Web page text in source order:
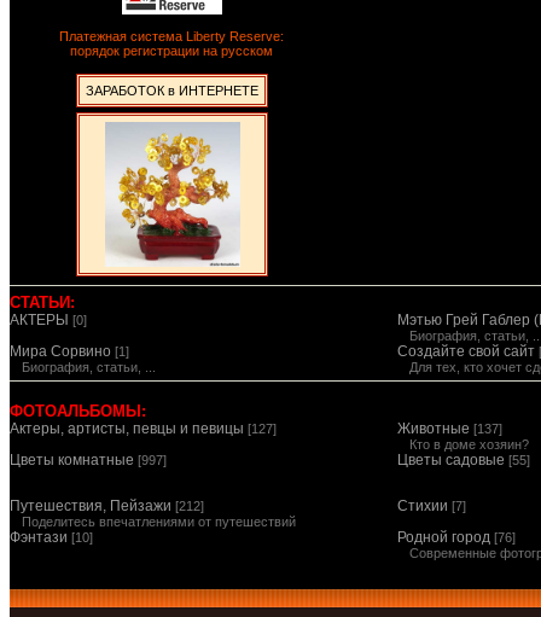
Платежная система Liberty Reserve:
порядок регистрации на русском
ЗАРАБОТОК в ИНТЕРНЕТЕ
СТАТЬИ:
АКТЕРЫ [0] Мэтью Грей Габлер
Биография, статьи,
Мира Сорвино [1]
Биография, статьи, ...
Создайте свой сайт
Для тех, кто хочет
ФОТОАЛЬБОМЫ:
Актеры, артисты, певцы и певицы [127] Животные [137]
Кто в доме хозяин?
Цветы комнатные [997] Цветы садовые [55]
Путешествия, Пейзажи [212]
Поделитесь впечатлениями от путешествий
Стихии [7]
Фэнтази [10] Родной город [76]
Современные